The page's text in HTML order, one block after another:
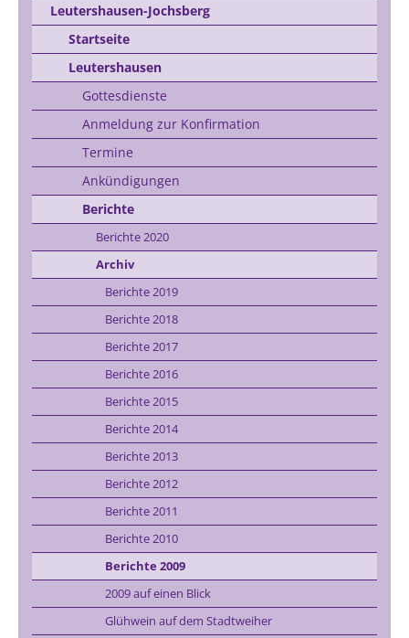
Leutershausen-Jochsberg
Startseite
Leutershausen
Gottesdienste
Anmeldung zur Konfirmation
Termine
Ankündigungen
Berichte
Berichte 2020
Archiv
Berichte 2019
Berichte 2018
Berichte 2017
Berichte 2016
Berichte 2015
Berichte 2014
Berichte 2013
Berichte 2012
Berichte 2011
Berichte 2010
Berichte 2009
2009 auf einen Blick
Glühwein auf dem Stadtweiher